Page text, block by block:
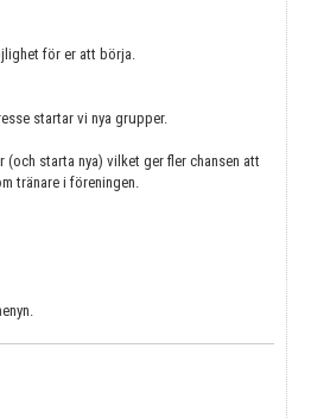
för er att börja.
startar vi nya grupper.
starta nya) vilket ger fler chansen att
tränare i föreningen.